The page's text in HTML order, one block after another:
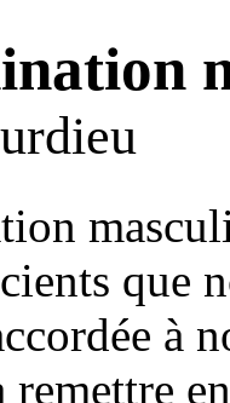
que
à
remettre